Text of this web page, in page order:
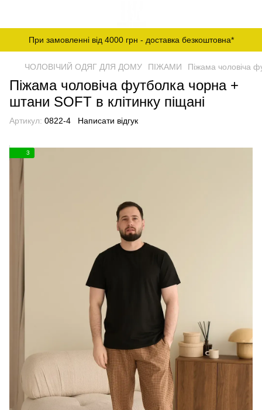
При замовленні від 4000 грн - доставка безкоштовна*
ЧОЛОВІЧИЙ ОДЯГ ДЛЯ ДОМУ ПІЖАМИ Піжама чоловіча
Піжама чоловіча футболка чорна +
штани SOFT в клітинку піщані
Артикул: 0822-4 Написати відгук
3